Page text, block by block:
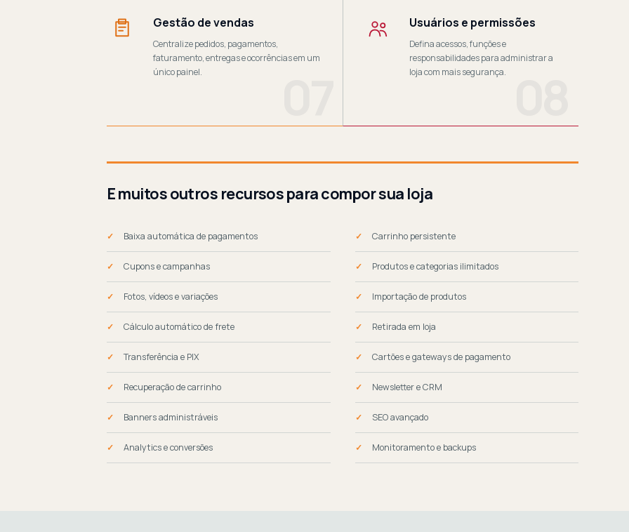
Gestão de vendas
Centralize pedidos, pagamentos,
faturamento, entregas e ocorrências em um
único painel.
Usuários e permissões
Defina acessos, funções e
responsabilidades para administrar a
loja com mais segurança.
E muitos outros recursos para compor sua loja
Baixa automática de pagamentos Carrinho persistente
Cupons e campanhas Produtos e categorias ilimitados
Fotos, vídeos e variações Importação de produtos
Cálculo automático de frete Retirada em loja
Transferência e PIX Cartões e gateways de pagamento
Recuperação de carrinho Newsletter e CRM
Banners administráveis SEO avançado
Analytics e conversões Monitoramento e backups